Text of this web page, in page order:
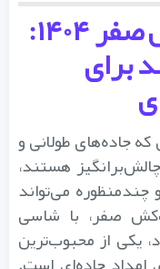
قیمت نیسان یدک‌کش صفر ۱۴۰۴:
جاده‌های طولانی و
هستند،
می‌تواند
صفر، با شاسی
از محبوب‌ترین